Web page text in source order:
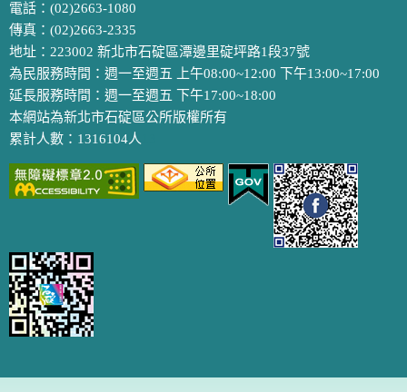
電話：(02)2663-1080
傳真：(02)2663-2335
地址：223002 新北市石碇區潭邊里碇坪路1段37號
為民服務時間：週一至週五 上午08:00~12:00 下午13:00~17:00
延長服務時間：週一至週五 下午17:00~18:00
本網站為新北市石碇區公所版權所有
累計人數：1316104人